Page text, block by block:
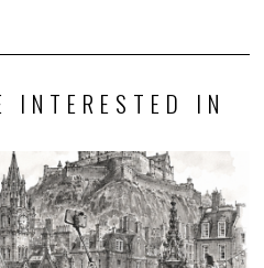
INTERESTED IN